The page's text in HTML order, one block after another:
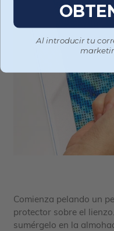
Comienza pelando un
protector sobre el
sumérgelo en la
Al introducir tu